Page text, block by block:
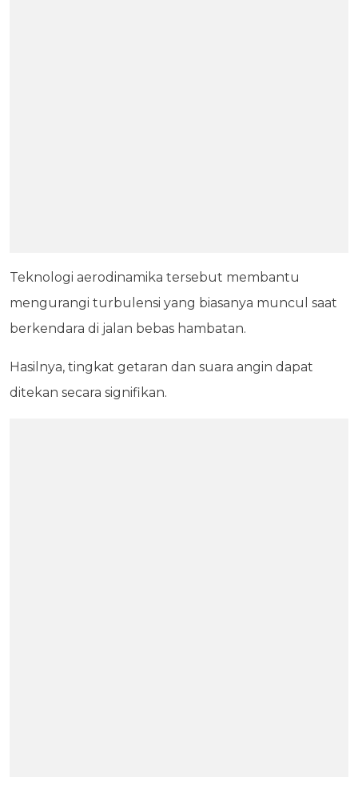
Teknologi aerodinamika tersebut membantu
mengurangi turbulensi yang biasanya muncul saat
berkendara di jalan bebas hambatan.
Hasilnya, tingkat getaran dan suara angin dapat
ditekan secara signifikan.